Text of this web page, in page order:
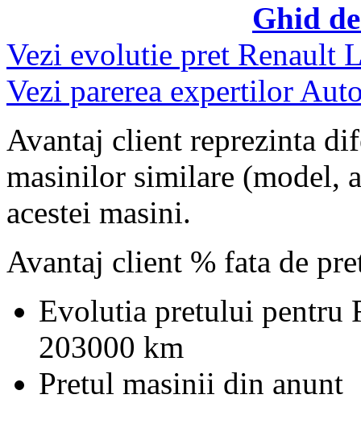
Ghid
Vezi evolutie pret Renault
Vezi parerea expertilor
Avantaj client reprezinta
masinilor similare (model,
acestei masini.
Avantaj client % fata de
Evolutia pretului pentru
203000 km
Pretul masinii din anunt